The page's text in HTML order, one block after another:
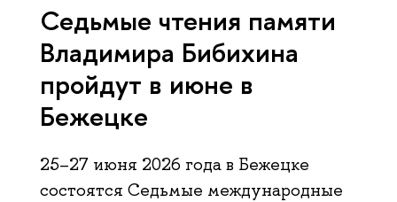
Седьмые чтения памяти
Владимира Бибихина
пройдут в июне в
Бежецке
25–27 июня 2026 года в Бежецке
состоятся Седьмые международные